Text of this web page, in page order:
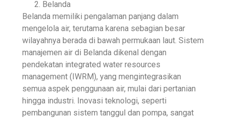
Belanda
Belanda memiliki pengalaman panjang dalam
mengelola air, terutama karena sebagian besar
wilayahnya berada di bawah permukaan laut. Sistem
manajemen air di Belanda dikenal dengan
pendekatan integrated water resources
management (IWRM), yang mengintegrasikan
semua aspek penggunaan air, mulai dari pertanian
hingga industri. Inovasi teknologi, seperti
pembangunan sistem tanggul dan pompa, sangat